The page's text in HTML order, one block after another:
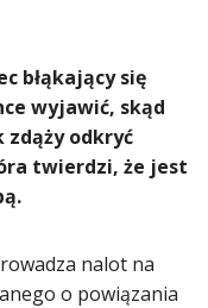
błąkający się
wyjawić, skąd
zdąży odkryć
twierdzi, że jest
nalot na
o powiązania